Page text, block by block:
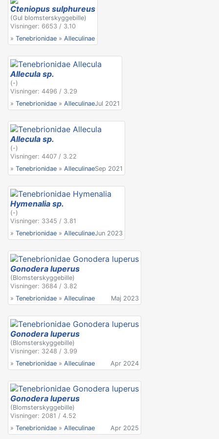
Cteniopus sulphureus
(Gul blomsterskyggebille)
Visninger: 6653 / 3.10
» Tenebrionidae » Alleculinae
Allecula sp.
(-)
Visninger: 4496 / 3.29
» Tenebrionidae » AlleculinaeJul 2021
Allecula sp.
(-)
Visninger: 4407 / 3.22
» Tenebrionidae » AlleculinaeSep 2021
Hymenalia sp.
(-)
Visninger: 3345 / 3.81
» Tenebrionidae » AlleculinaeJun 2023
Gonodera luperus
(Blomsterskyggebille)
Visninger: 3684 / 3.82
» Tenebrionidae » Alleculinae Maj 2023
Gonodera luperus
(Blomsterskyggebille)
Visninger: 3248 / 3.99
» Tenebrionidae » Alleculinae Apr 2024
Gonodera luperus
(Blomsterskyggebille)
Visninger: 2081 / 4.52
» Tenebrionidae » Alleculinae Apr 2025